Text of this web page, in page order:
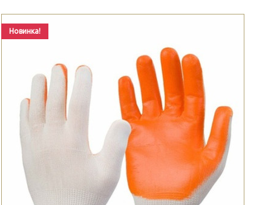
Новинка!